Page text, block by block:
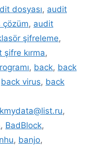
dosyası, audit
çözüm, audit
şifreleme,
şifre kırma,
, back, back
back virus, back
,
, BadBlock,
, banjo,